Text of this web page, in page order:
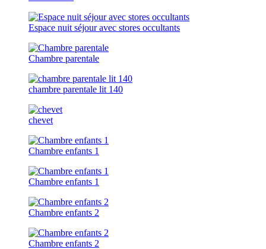
Espace nuit séjour avec stores occultants
Chambre parentale
chambre parentale lit 140
chevet
Chambre enfants 1
Chambre enfants 1
Chambre enfants 2
Chambre enfants 2